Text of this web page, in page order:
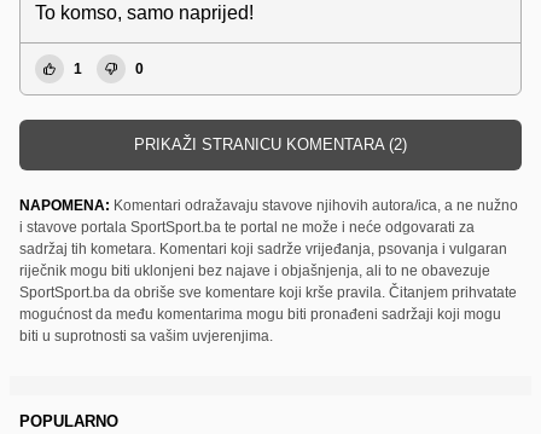
To komso, samo naprijed!
1 0
PRIKAŽI STRANICU KOMENTARA (2)
NAPOMENA: Komentari odražavaju stavove njihovih autora/ica, a ne nužno
i stavove portala SportSport.ba te portal ne može i neće odgovarati za
sadržaj tih kometara. Komentari koji sadrže vrijeđanja, psovanja i vulgaran
riječnik mogu biti uklonjeni bez najave i objašnjenja, ali to ne obavezuje
SportSport.ba da obriše sve komentare koji krše pravila. Čitanjem prihvatate
mogućnost da među komentarima mogu biti pronađeni sadržaji koji mogu
biti u suprotnosti sa vašim uvjerenjima.
POPULARNO